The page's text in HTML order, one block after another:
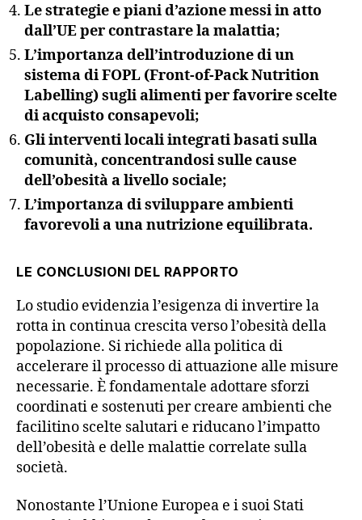
Le strategie e piani d’azione messi in atto
dall’UE per contrastare la malattia;
L’importanza dell’introduzione di un
sistema di FOPL (Front-of-Pack Nutrition
Labelling) sugli alimenti per favorire scelte
di acquisto consapevoli;
Gli interventi locali integrati basati sulla
comunità, concentrandosi sulle cause
dell’obesità a livello sociale;
L’importanza di sviluppare ambienti
favorevoli a una nutrizione equilibrata.
LE CONCLUSIONI DEL RAPPORTO
Lo studio evidenzia l’esigenza di invertire la
rotta in continua crescita verso l’obesità della
popolazione. Si richiede alla politica di
accelerare il processo di attuazione alle misure
necessarie. È fondamentale adottare sforzi
coordinati e sostenuti per creare ambienti che
facilitino scelte salutari e riducano l’impatto
dell’obesità e delle malattie correlate sulla
società.
Nonostante l’Unione Europea e i suoi Stati